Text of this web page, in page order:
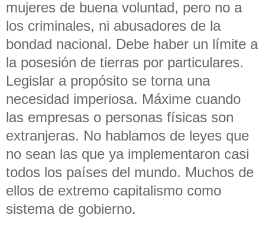
mujeres de buena voluntad, pero no a
los criminales, ni abusadores de la
bondad nacional. Debe haber un límite a
la posesión de tierras por particulares.
Legislar a propósito se torna una
necesidad imperiosa. Máxime cuando
las empresas o personas físicas son
extranjeras. No hablamos de leyes que
no sean las que ya implementaron casi
todos los países del mundo. Muchos de
ellos de extremo capitalismo como
sistema de gobierno.